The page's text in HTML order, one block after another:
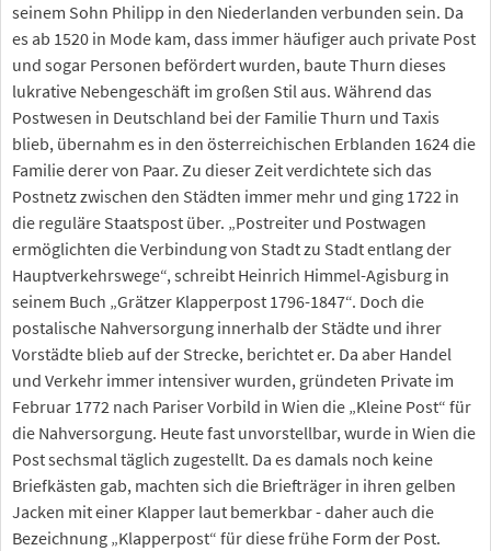
seinem Sohn Philipp in den Niederlanden verbunden sein. Da
es ab 1520 in Mode kam, dass immer häufiger auch private Post
und sogar Personen befördert wurden, baute Thurn dieses
lukrative Nebengeschäft im großen Stil aus. Während das
Postwesen in Deutschland bei der Familie Thurn und Taxis
blieb, übernahm es in den österreichischen Erblanden 1624 die
Familie derer von Paar. Zu dieser Zeit verdichtete sich das
Postnetz zwischen den Städten immer mehr und ging 1722 in
die reguläre Staatspost über. „Postreiter und Postwagen
ermöglichten die Verbindung von Stadt zu Stadt entlang der
Hauptverkehrswege“, schreibt Heinrich Himmel-Agisburg in
seinem Buch „Grätzer Klapperpost 1796-1847“. Doch die
postalische Nahversorgung innerhalb der Städte und ihrer
Vorstädte blieb auf der Strecke, berichtet er. Da aber Handel
und Verkehr immer intensiver wurden, gründeten Private im
Februar 1772 nach Pariser Vorbild in Wien die „Kleine Post“ für
die Nahversorgung. Heute fast unvorstellbar, wurde in Wien die
Post sechsmal täglich zugestellt. Da es damals noch keine
Briefkästen gab, machten sich die Briefträger in ihren gelben
Jacken mit einer Klapper laut bemerkbar - daher auch die
Bezeichnung „Klapperpost“ für diese frühe Form der Post.